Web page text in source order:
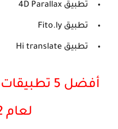
تطبيق 4D Parallax
تطبيق Fito.ly
تطبيق Hi translate
لعام 2022